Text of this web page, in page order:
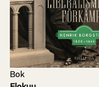
Bok